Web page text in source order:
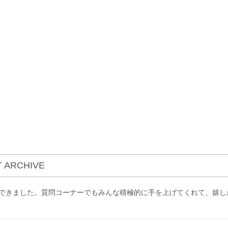
ARCHIVE
きました。質問コーナーでもみんな積極的に手を上げてくれて、嬉